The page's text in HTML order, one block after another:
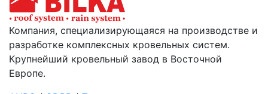
Компания, специализирующаяся на производстве и
разработке комплексных кровельных систем.
Крупнейший кровельный завод в Восточной
Европе.